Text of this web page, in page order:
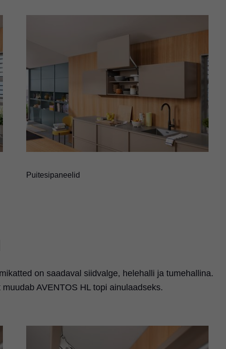
Puitesipaneelid
on saadaval siidvalge, helehalli ja tumehallina.
AVENTOS HL topi ainulaadseks.